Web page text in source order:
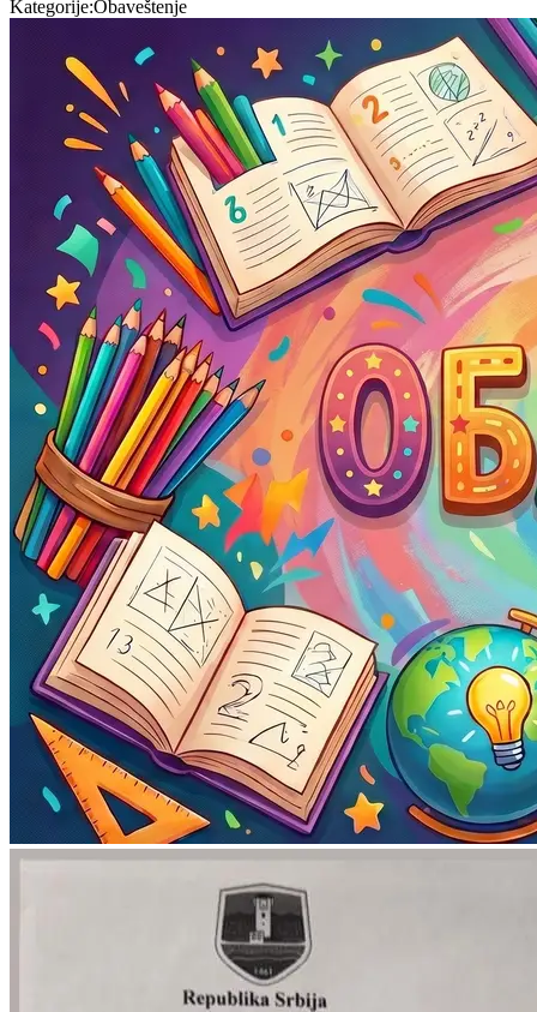
Kategorije:Obaveštenje